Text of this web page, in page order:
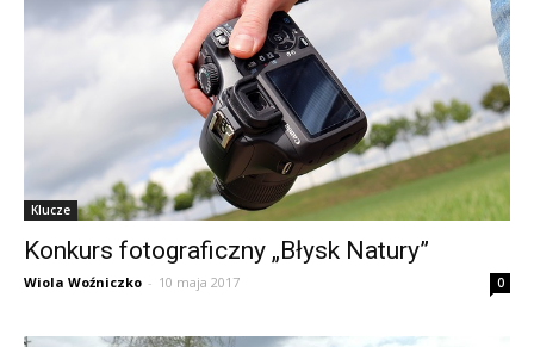
Klucze
Konkurs fotograficzny „Błysk Natury”
Wiola Woźniczko - 10 maja 2017 0